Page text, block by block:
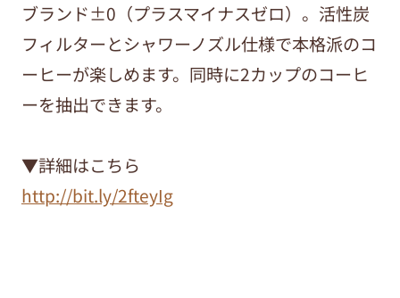
ブランド±0（プラスマイナスゼロ）。活性炭
フィルターとシャワーノズル仕様で本格派のコ
ーヒーが楽しめます。同時に2カップのコーヒ
ーを抽出できます。
▼詳細はこちら
http://bit.ly/2fteyIg